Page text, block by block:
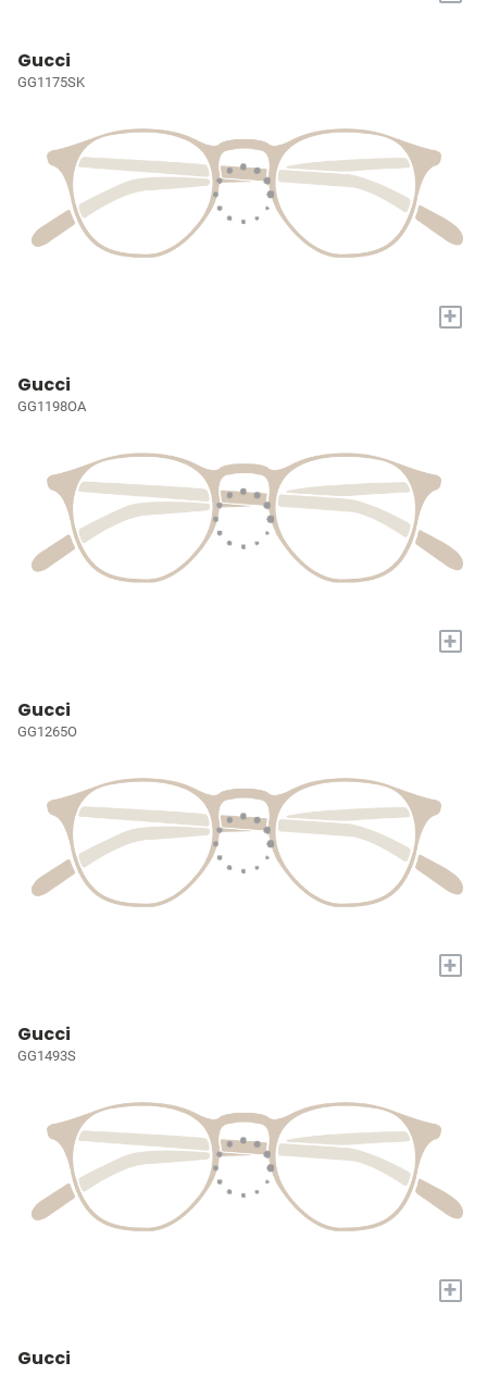
Gucci
GG1175SK
+
Gucci
GG1198OA
+
Gucci
GG1265O
+
Gucci
GG1493S
+
Gucci